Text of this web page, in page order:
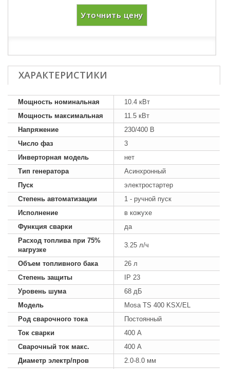
Уточнить цену
ХАРАКТЕРИСТИКИ
Мощность номинальная
10.4 кВт
Мощность максимальная
11.5 кВт
Напряжение
230/400 В
Число фаз
3
Инверторная модель
нет
Тип генератора
Асинхронный
Пуск
электростартер
Степень автоматизации
1 - ручной пуск
Исполнение
в кожухе
Функция сварки
да
Расход топлива при 75%
нагрузке
3.25 л/ч
Объем топливного бака
26 л
Степень защиты
IP 23
Уровень шума
68 дБ
Модель
Mosa TS 400 KSX/EL
Род сварочного тока
Постоянный
Ток сварки
400 А
Сварочный ток макс.
400 А
Диаметр электр/пров
2.0-8.0 мм